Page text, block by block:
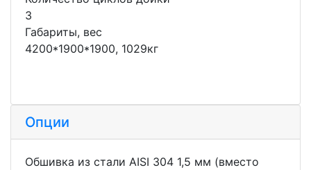
3
Габариты, вес
4200*1900*1900, 1029кг
Опции
Обшивка из стали AISI 304 1,5 мм (вместо